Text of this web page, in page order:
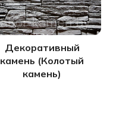
Декоративный
камень (Колотый
камень)